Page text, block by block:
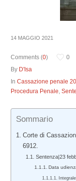
14 MAGGIO 2021
Comments (0)
0
By D'Isa
InCassazione penale
Procedura Penale,
Sommario
Corte di
6912.
Sentenza|23
Data
Integrale